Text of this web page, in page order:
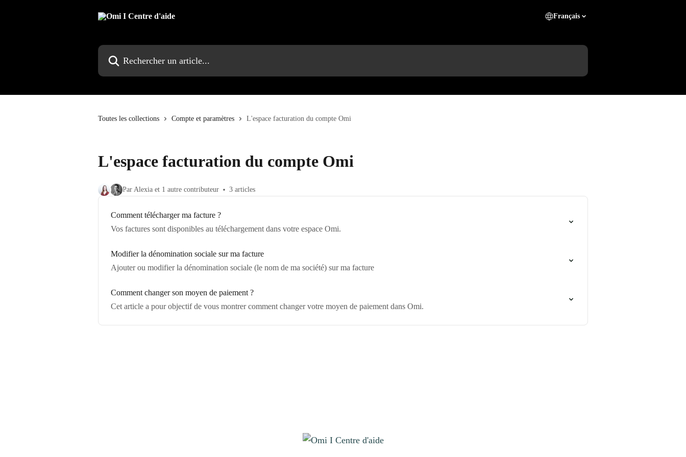
Français
Rechercher un article...
Toutes les collections Compte et paramètres L'espace facturation du compte Omi
L'espace facturation du compte Omi
Par Alexia et 1 autre contributeur 3 articles
Comment télécharger ma facture ?
Vos factures sont disponibles au téléchargement dans votre espace Omi.
Modifier la dénomination sociale sur ma facture
Ajouter ou modifier la dénomination sociale (le nom de ma société) sur ma facture
Comment changer son moyen de paiement ?
Cet article a pour objectif de vous montrer comment changer votre moyen de paiement dans Omi.